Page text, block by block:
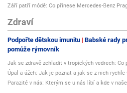
Září patří módě: Co přinese Mercedes-Benz
Zdraví
Podpořte dětskou imunitu Babské rady
pomůže rýmovník
Jak se zdravě zchladit v tropických vedrech: Co
Úpal a úžeh: Jak je poznat a jak se z nich rychle
Parazité v nás: Kterým se u nás líbí a kde v